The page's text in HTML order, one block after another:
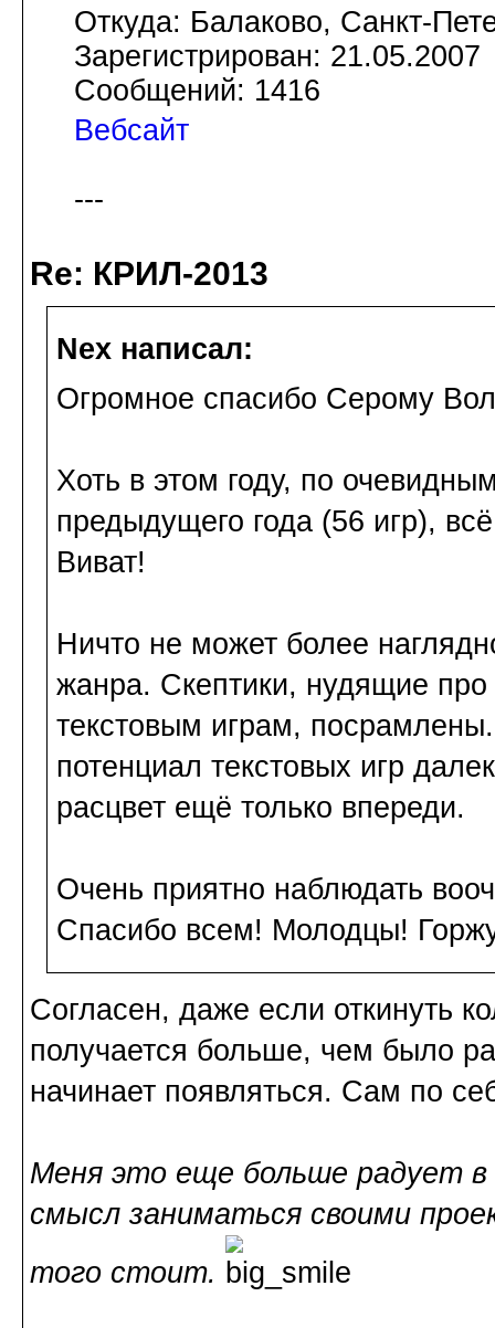
Откуда: Балаково, Санкт-
Зарегистрирован: 21.05.2007
Сообщений: 1416
Вебсайт
---
Re: КРИЛ-2013
Nex написал:
Огромное спасибо Серому
Хоть в этом году, по
предыдущего года (56 игр),
Виват!
Ничто не может более
жанра. Скептики, нудящие
текстовым играм,
потенциал текстовых игр
расцвет ещё только впереди.
Очень приятно наблюдать
Спасибо всем! Молодцы!
Согласен, даже если откинуть
получается больше, чем было
начинает появляться. Сам по
Меня это еще больше радует
смысл заниматься своими
того стоит.